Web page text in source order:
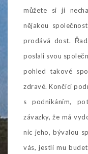
můžete si ji
nějakou
prodává dost.
poslali svou
pohled takové
zdravé. Končící
s podnikáním,
závazky, že má
nic jeho, bývalou
vás, jestli mu